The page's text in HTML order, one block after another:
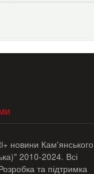
новини Кам'янського
2010-2024. Всі
та підтримка